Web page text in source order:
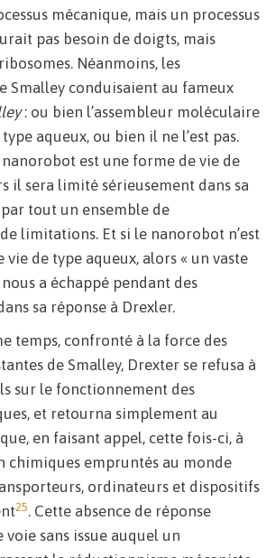
mécanique, mais un processus
pas besoin de doigts, mais
Néanmoins, les
Smalley conduisaient au fameux
: ou bien l’assembleur moléculaire
aqueux, ou bien il ne l’est pas.
nanorobot est une forme de vie de
il sera limité sérieusement dans sa
tout un ensemble de
limitations. Et si le nanorobot n’est
vie de type aqueux, alors « un vaste
a échappé pendant des
sa réponse à Drexler.
temps, confronté à la force des
de Smalley, Drexter se refusa à
sur le fonctionnement des
et retourna simplement au
en faisant appel, cette fois-ci, à
chimiques empruntés au monde
ordinateurs et dispositifs
25. Cette absence de réponse
sans issue auquel un